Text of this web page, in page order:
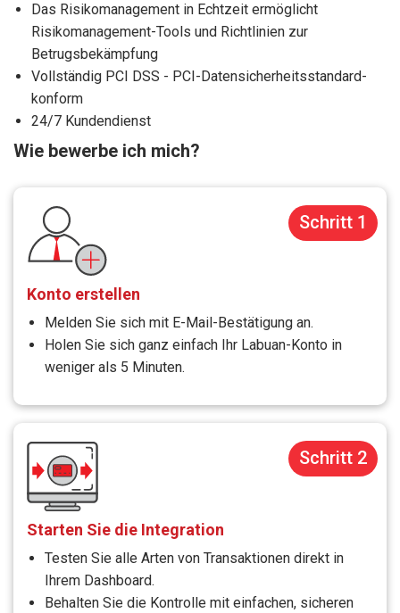
Das Risikomanagement in Echtzeit ermöglicht
Risikomanagement-Tools und Richtlinien zur
Betrugsbekämpfung
Vollständig PCI DSS - PCI-Datensicherheitsstandard-
konform
24/7 Kundendienst
Wie bewerbe ich mich?
Schritt 1
Konto erstellen
Melden Sie sich mit E-Mail-Bestätigung an.
Holen Sie sich ganz einfach Ihr Labuan-Konto in
weniger als 5 Minuten.
Schritt 2
Starten Sie die Integration
Testen Sie alle Arten von Transaktionen direkt in
Ihrem Dashboard.
Behalten Sie die Kontrolle mit einfachen, sicheren